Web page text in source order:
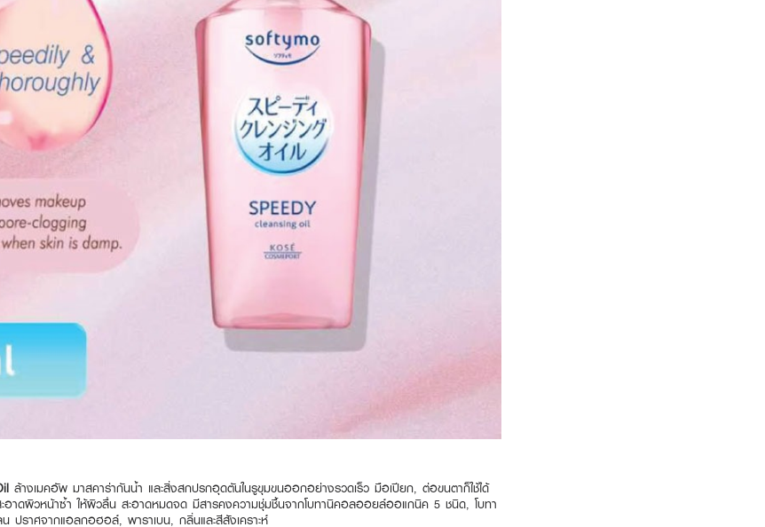
ล้างเมคอัพ มาสคาร่ากันน้ำ และสิ่งสกปรกอุดตันในรูขุมขนออกอย่างรวดเร็ว มือเปียก, ต่อขนตาก็ใช้ได้
าดผิวหน้าซ้ำ ให้ผิวลื่น สะอาดหมดจด มีสารคงความชุ่มชื้นจากโบทานิคอลออยล์ออแกนิค 5 ชนิด, โบทา
ปราศจากแอลกอฮอล์, พาราเบน, กลิ่นและสีสังเคราะห์